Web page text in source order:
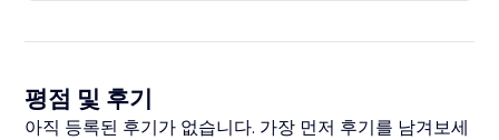
평점 및 후기
아직 등록된 후기가 없습니다. 가장 먼저 후기를 남겨보세